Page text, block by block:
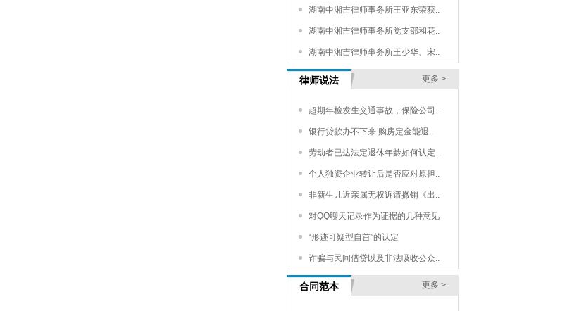
湖南中湘吉律师事务所王亚东荣获..
湖南中湘吉律师事务所党支部和花..
湖南中湘吉律师事务所王少华、宋..
律师说法 更多 >
超期年检发生交通事故，保险公司..
银行贷款办不下来 购房定金能退..
劳动者已达法定退休年龄如何认定..
个人独资企业转让后是否应对原担..
非新生儿近亲属无权诉请撤销《出..
对QQ聊天记录作为证据的几种意见
“形迹可疑型自首”的认定
诈骗与民间借贷以及非法吸收公众..
合同范本 更多 >